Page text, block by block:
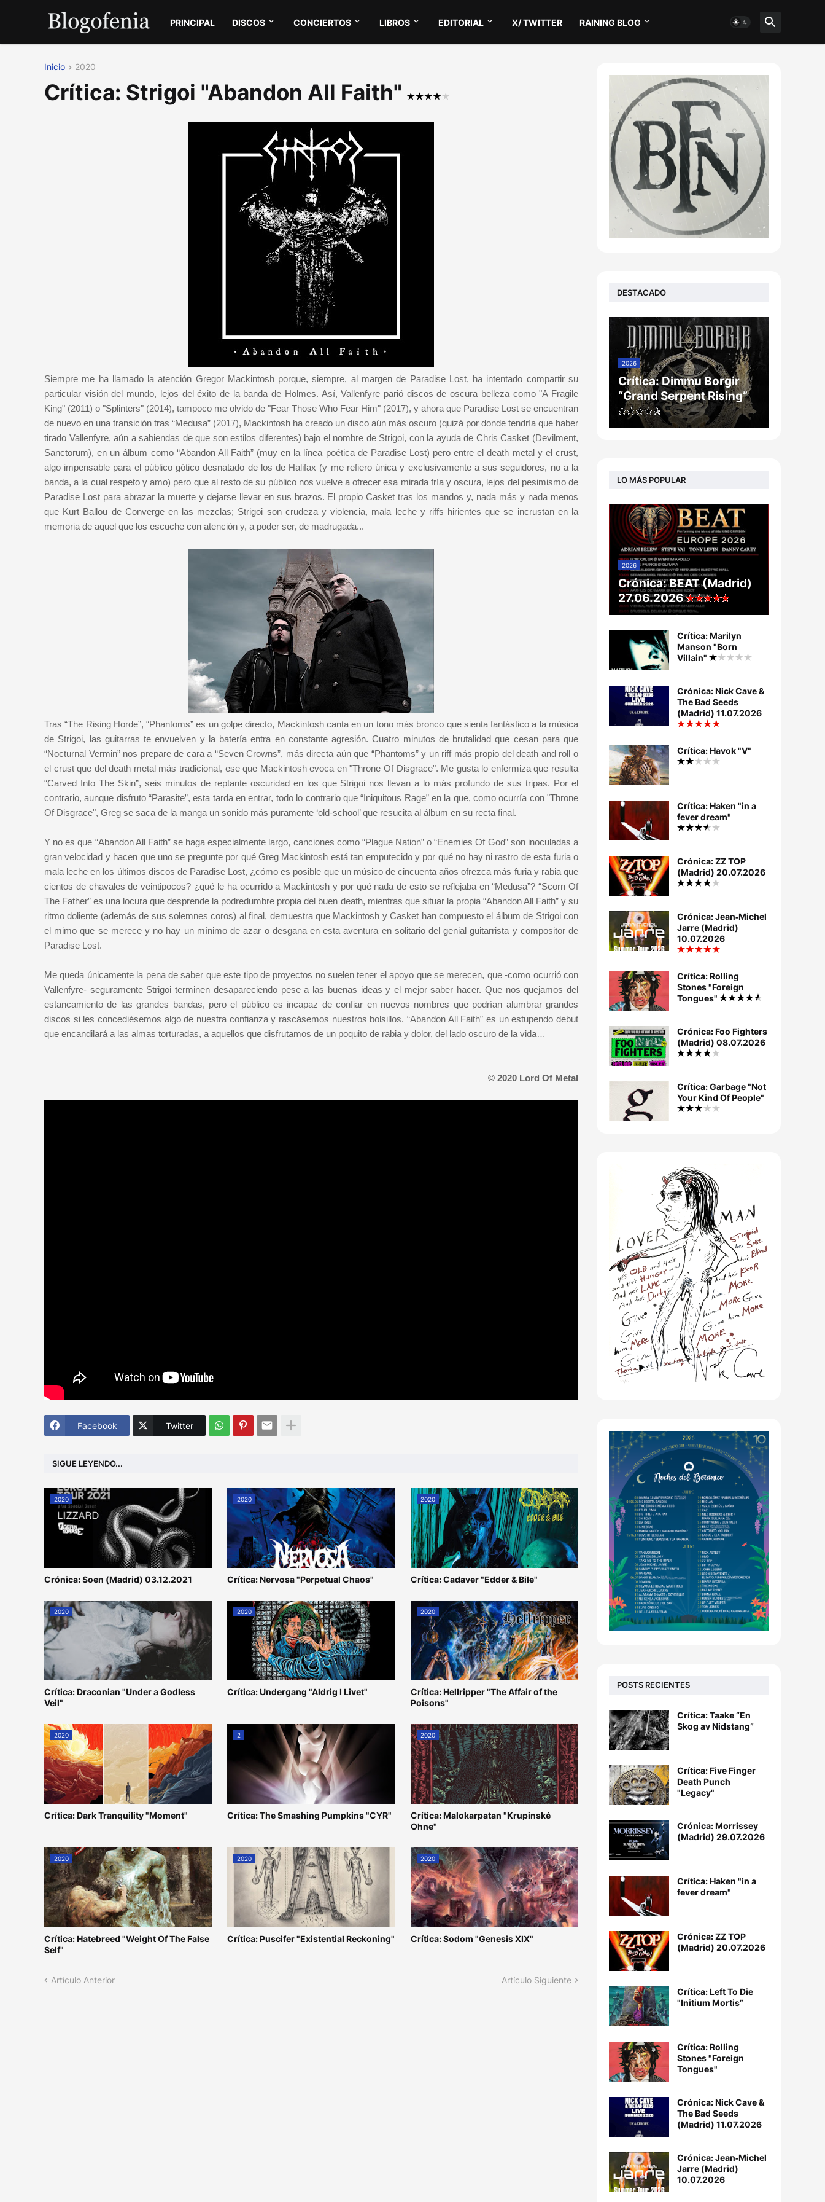
PRINCIPAL DISCOS CONCIERTOS LIBROS EDITORIAL X/ TWITTER RAINING BLOG
Inicio 2020
Crítica: Strigoi "Abandon All Faith"
Siempre me ha llamado la atención Gregor Mackintosh porque, siempre, al margen de Paradise Lost, ha intentado compartir su
particular visión del mundo, lejos del éxito de la banda de Holmes. Así, Vallenfyre parió discos de oscura belleza como "A Fragile
King" (2011) o "Splinters" (2014), tampoco me olvido de "Fear Those Who Fear Him" (2017), y ahora que Paradise Lost se encuentran
de nuevo en una transición tras “Medusa” (2017), Mackintosh ha creado un disco aún más oscuro (quizá por donde tendría que haber
tirado Vallenfyre, aún a sabiendas de que son estilos diferentes) bajo el nombre de Strigoi, con la ayuda de Chris Casket (Devilment,
Sanctorum), en un álbum como “Abandon All Faith” (muy en la línea poética de Paradise Lost) pero entre el death metal y el crust,
algo impensable para el público gótico desnatado de los de Halifax (y me refiero única y exclusivamente a sus seguidores, no a la
banda, a la cual respeto y amo) pero que al resto de su público nos vuelve a ofrecer esa mirada fría y oscura, lejos del pesimismo de
Paradise Lost para abrazar la muerte y dejarse llevar en sus brazos. El propio Casket tras los mandos y, nada más y nada menos
que Kurt Ballou de Converge en las mezclas; Strigoi son crudeza y violencia, mala leche y riffs hirientes que se incrustan en la
memoria de aquel que los escuche con atención y, a poder ser, de madrugada...
Tras “The Rising Horde”, “Phantoms” es un golpe directo, Mackintosh canta en un tono más bronco que sienta fantástico a la música
de Strigoi, las guitarras te envuelven y la batería entra en constante agresión. Cuatro minutos de brutalidad que cesan para que
“Nocturnal Vermin” nos prepare de cara a “Seven Crowns”, más directa aún que “Phantoms” y un riff más propio del death and roll o
el crust que del death metal más tradicional, ese que Mackintosh evoca en "Throne Of Disgrace". Me gusta lo enfermiza que resulta
“Carved Into The Skin”, seis minutos de reptante oscuridad en los que Strigoi nos llevan a lo más profundo de sus tripas. Por el
contrario, aunque disfruto “Parasite”, esta tarda en entrar, todo lo contrario que “Iniquitous Rage” en la que, como ocurría con "Throne
Of Disgrace", Greg se saca de la manga un sonido más puramente ‘old-school’ que resucita al álbum en su recta final.
Y no es que “Abandon All Faith” se haga especialmente largo, canciones como “Plague Nation” o “Enemies Of God” son inoculadas a
gran velocidad y hacen que uno se pregunte por qué Greg Mackintosh está tan emputecido y por qué no hay ni rastro de esta furia o
mala leche en los últimos discos de Paradise Lost, ¿cómo es posible que un músico de cincuenta años ofrezca más furia y rabia que
cientos de chavales de veintipocos? ¿qué le ha ocurrido a Mackintosh y por qué nada de esto se reflejaba en “Medusa”? “Scorn Of
The Father” es una locura que desprende la podredumbre propia del buen death, mientras que situar la propia “Abandon All Faith” y su
ritmo doliente (además de sus solemnes coros) al final, demuestra que Mackintosh y Casket han compuesto el álbum de Strigoi con
el mimo que se merece y no hay un mínimo de azar o desgana en esta aventura en solitario del genial guitarrista y compositor de
Paradise Lost.
Me queda únicamente la pena de saber que este tipo de proyectos no suelen tener el apoyo que se merecen, que -como ocurrió con
Vallenfyre- seguramente Strigoi terminen desapareciendo pese a las buenas ideas y el mejor saber hacer. Que nos quejamos del
estancamiento de las grandes bandas, pero el público es incapaz de confiar en nuevos nombres que podrían alumbrar grandes
discos si les concediésemos algo de nuestra confianza y rascásemos nuestros bolsillos. “Abandon All Faith” es un estupendo debut
que encandilará a las almas torturadas, a aquellos que disfrutamos de un poquito de rabia y dolor, del lado oscuro de la vida…
© 2020 Lord Of Metal
Facebook Twitter
SIGUE LEYENDO...
2020
Crónica: Soen (Madrid) 03.12.2021
2020
Crítica: Nervosa "Perpetual Chaos"
2020
Crítica: Cadaver "Edder & Bile"
2020
Crítica: Draconian "Under a Godless
Veil"
2020
Crítica: Undergang "Aldrig I Livet"
2020
Crítica: Hellripper "The Affair of the
Poisons"
2020
Crítica: Dark Tranquility "Moment"
2
Crítica: The Smashing Pumpkins "CYR"
2020
Crítica: Malokarpatan "Krupinské
Ohne"
2020
Crítica: Hatebreed "Weight Of The False
Self"
2020
Crítica: Puscifer "Existential Reckoning"
2020
Crítica: Sodom "Genesis XIX"
Artículo Anterior Artículo Siguiente
DESTACADO
2026
Crítica: Dimmu Borgir
“Grand Serpent Rising”
LO MÁS POPULAR
2026
Crónica: BEAT (Madrid)
27.06.2026
Crítica: Marilyn
Manson "Born
Villain"
Crónica: Nick Cave &
The Bad Seeds
(Madrid) 11.07.2026
Crítica: Havok "V"
Crítica: Haken "in a
fever dream"
Crónica: ZZ TOP
(Madrid) 20.07.2026
Crónica: Jean‐Michel
Jarre (Madrid)
10.07.2026
Crítica: Rolling
Stones "Foreign
Tongues"
Crónica: Foo Fighters
(Madrid) 08.07.2026
Crítica: Garbage "Not
Your Kind Of People"
POSTS RECIENTES
Crítica: Taake “En
Skog av Nidstang”
Crítica: Five Finger
Death Punch
"Legacy"
Crónica: Morrissey
(Madrid) 29.07.2026
Crítica: Haken "in a
fever dream"
Crónica: ZZ TOP
(Madrid) 20.07.2026
Crítica: Left To Die
"Initium Mortis”
Crítica: Rolling
Stones "Foreign
Tongues"
Crónica: Nick Cave &
The Bad Seeds
(Madrid) 11.07.2026
Crónica: Jean‐Michel
Jarre (Madrid)
10.07.2026